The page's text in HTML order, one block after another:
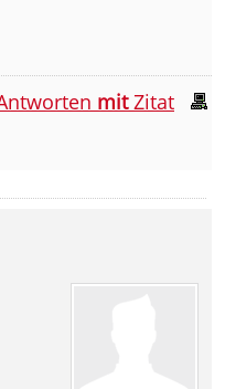
mitZitat